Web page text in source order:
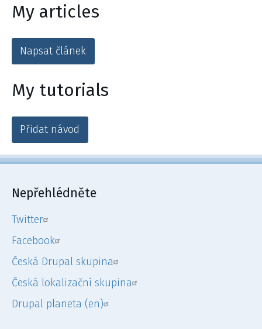
My articles
Napsat článek
My tutorials
Přidat návod
Nepřehlédněte
Twitter
Facebook
Česká Drupal skupina
Česká lokalizační skupina
Drupal planeta (en)